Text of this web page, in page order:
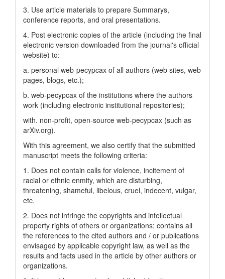
3. Use article materials to prepare Summarys,
conference reports, and oral presentations.
4. Post electronic copies of the article (including the final
electronic version downloaded from the journal's official
website) to:
a. personal web-pecypcax of all authors (web sites, web
pages, blogs, etc.);
b. web-pecypcax of the institutions where the authors
work (including electronic institutional repositories);
with. non-profit, open-source web-pecypcax (such as
arXiv.org).
With this agreement, we also certify that the submitted
manuscript meets the following criteria:
1. Does not contain calls for violence, incitement of
racial or ethnic enmity, which are disturbing,
threatening, shameful, libelous, cruel, indecent, vulgar,
etc.
2. Does not infringe the copyrights and intellectual
property rights of others or organizations; contains all
the references to the cited authors and / or publications
envisaged by applicable copyright law, as well as the
results and facts used in the article by other authors or
organizations.